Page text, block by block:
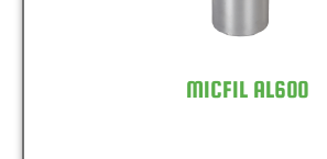
MICFIL AL600